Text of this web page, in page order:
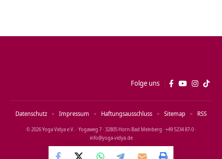
Folge uns
© 2026 Yoga Vidya e.V. · Yogaweg 7 · 32805 Horn‑Bad Meinberg · +49 5234 87‑0 ·
info@yoga‑vidya.de
Datenschutz Impressum Haftungsausschluss Sitemap RSS